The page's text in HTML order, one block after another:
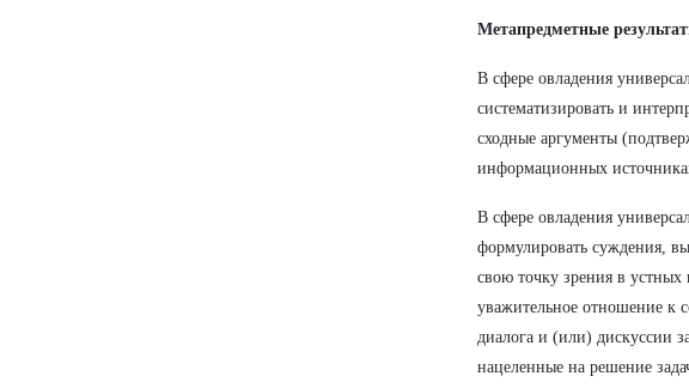
Метапредметные
В сфере овладения
систематизировать и
сходные аргументы
информационных
В сфере овладения
формулировать суждения,
свою точку зрения в устных
уважительное отношение к
диалога и (или) дискуссии
нацеленные на решение